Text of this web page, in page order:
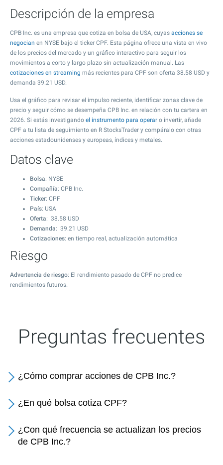
Descripción de la empresa
CPB Inc. es una empresa que cotiza en bolsa de USA, cuyas acciones se
negocian en NYSE bajo el ticker CPF. Esta página ofrece una vista en vivo
de los precios del mercado y un gráfico interactivo para seguir los
movimientos a corto y largo plazo sin actualización manual. Las
cotizaciones en streaming más recientes para CPF son oferta 38.58 USD y
demanda 39.21 USD.
Usa el gráfico para revisar el impulso reciente, identificar zonas clave de
precio y seguir cómo se desempeña CPB Inc. en relación con tu cartera en
2026. Si estás investigando el instrumento para operar o invertir, añade
CPF a tu lista de seguimiento en R StocksTrader y compáralo con otras
acciones estadounidenses y europeas, índices y metales.
Datos clave
Bolsa: NYSE
Compañía: CPB Inc.
Ticker: CPF
País: USA
Oferta: 38.58 USD
Demanda: 39.21 USD
Cotizaciones: en tiempo real, actualización automática
Riesgo
Advertencia de riesgo: El rendimiento pasado de CPF no predice
rendimientos futuros.
Preguntas frecuentes
¿Cómo comprar acciones de CPB Inc.?
¿En qué bolsa cotiza CPF?
¿Con qué frecuencia se actualizan los precios
de CPB Inc.?